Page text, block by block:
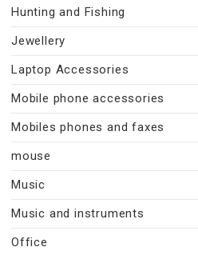
Hunting and Fishing
Jewellery
Laptop Accessories
Mobile phone accessories
Mobiles phones and faxes
mouse
Music
Music and instruments
Office